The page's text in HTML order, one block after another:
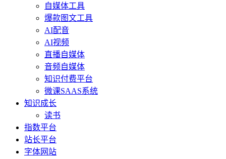
自媒体工具
爆款图文工具
AI配音
AI视频
直播自媒体
音频自媒体
知识付费平台
微课SAAS系统
知识成长
读书
指数平台
站长平台
字体网站